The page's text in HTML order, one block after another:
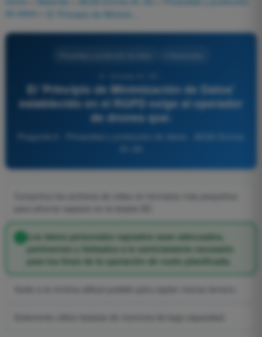
de datos
El 'Principio de Minimización de Datos'
establecido en el RGPD exige al operador
de drones que:
Pregunta 6 - Privacidad y protección de datos - AESA Drones
Los datos personales captados sean adecuados,
pertinentes y limitados a lo estrictamente necesario
para los fines de la operación de vuelo planificada.